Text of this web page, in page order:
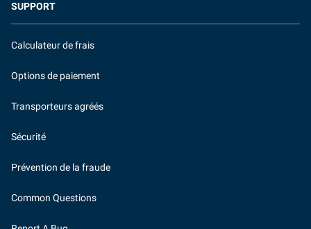
SUPPORT
Calculateur de frais
Options de paiement
Transporteurs agréés
Sécurité
Prévention de la fraude
Common Questions